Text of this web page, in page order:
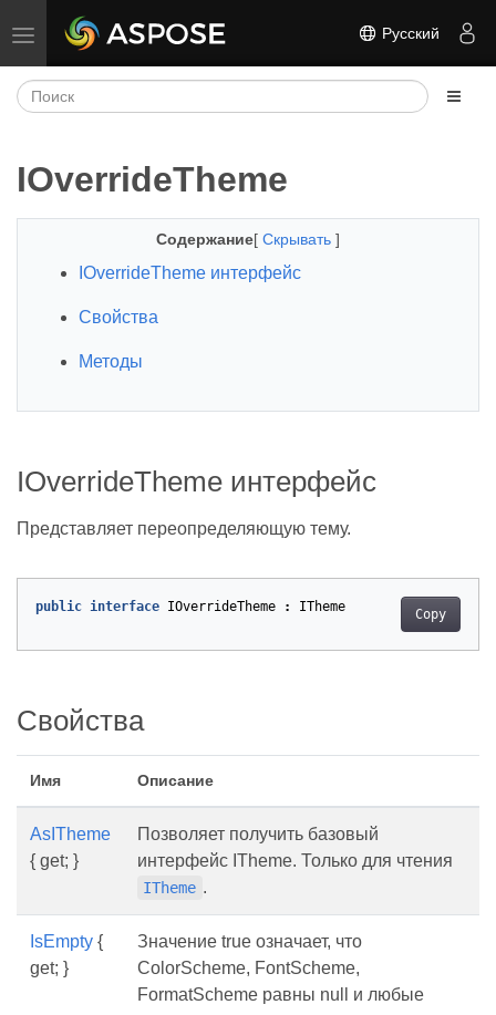
Переключить навигацию Русский
IOverrideTheme
Содержание[ Скрывать ]
IOverrideTheme интерфейс
Свойства
Методы
IOverrideTheme интерфейс
Представляет переопределяющую тему.
Copy
public interface IOverrideTheme : ITheme
Свойства
Имя Описание
AsITheme
{ get; }
Позволяет получить базовый
интерфейс ITheme. Только для чтения
ITheme .
IsEmpty {
get; }
Значение true означает, что
ColorScheme, FontScheme,
FormatScheme равны null и любые